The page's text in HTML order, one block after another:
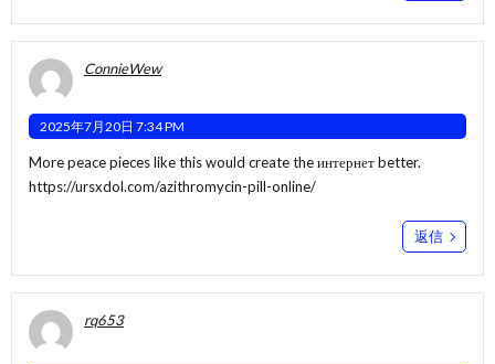
ConnieWew
2025年7月20日 7:34 PM
More peace pieces like this would create the интернет better.
https://ursxdol.com/azithromycin-pill-online/
返信
rq653